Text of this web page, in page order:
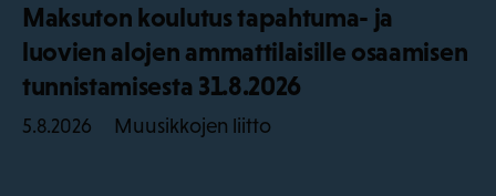
Maksuton koulutus tapahtuma- ja
luovien alojen ammattilaisille osaamisen
tunnistamisesta 31.8.2026
5.8.2026 Muusikkojen liitto